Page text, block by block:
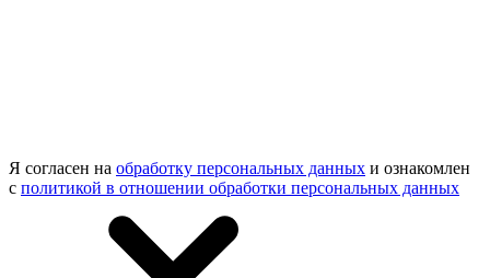
Я согласен на обработку персональных данных и ознакомлен
с политикой в отношении обработки персональных данных